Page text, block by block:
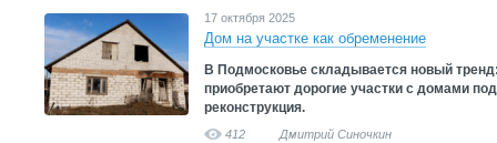
17 октября 2025
Дом на участке как обременение
В Подмосковье складывается новый
приобретают дорогие участки с домами
реконструкция.
412 Дмитрий Синочкин